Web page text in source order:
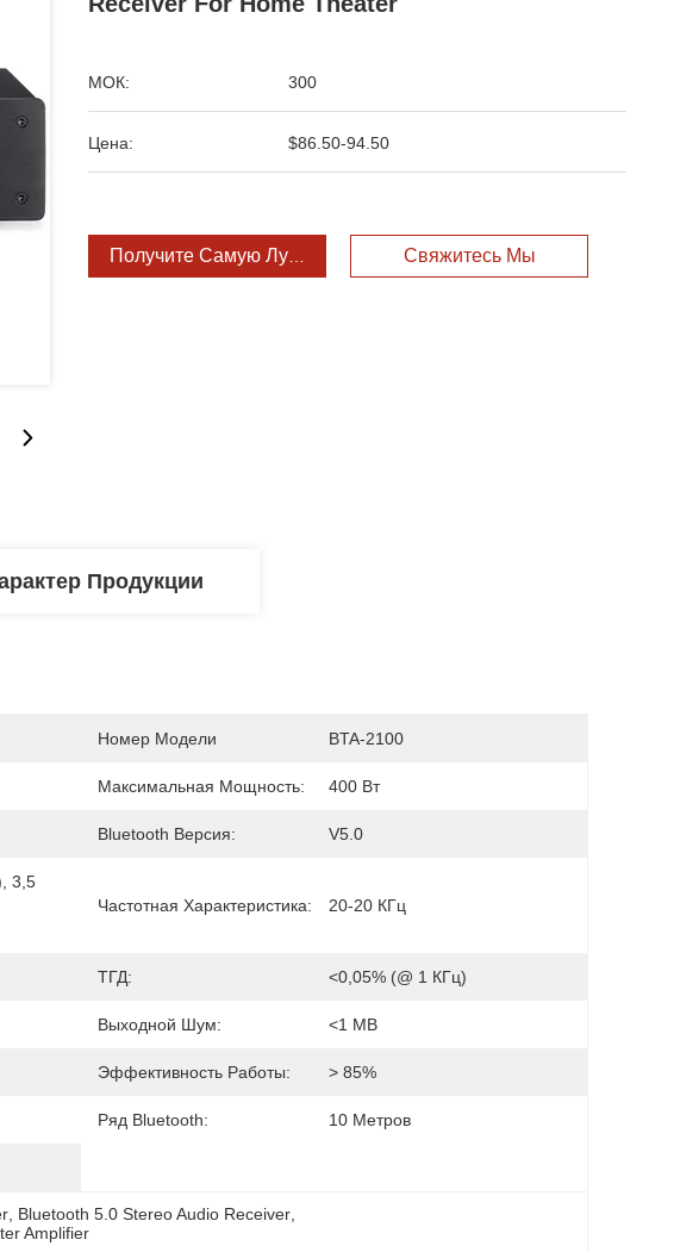
МОК: 300
Цена: $86.50-94.50
Получите Самую Лучшую Цену Свяжитесь Мы
Продукции
Номер Модели BTA-2100
Максимальная Мощность: 400 Вт
Bluetooth Версия: V5.0
3,5
Частотная Характеристика: 20-20 КГц
ТГД: <0,05% (@ 1 КГц)
Выходной Шум: <1 МВ
Эффективность Работы: > 85%
Ряд Bluetooth: 10 Метров
Bluetooth 5.0 Stereo Audio Receiver
Amplifier